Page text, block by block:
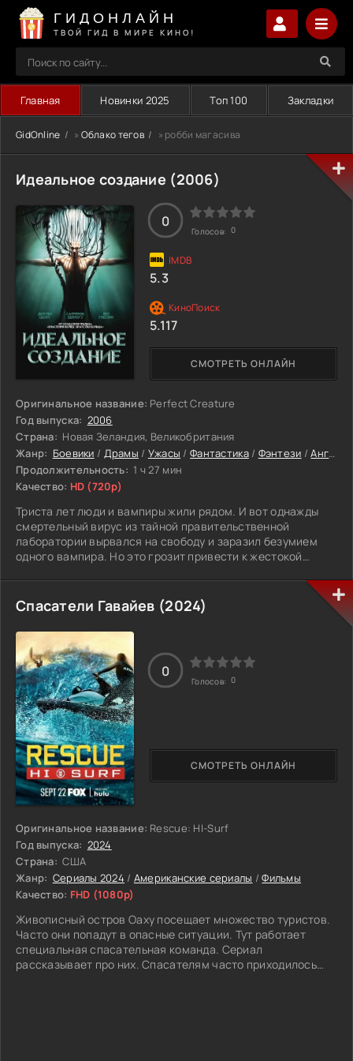
ГИДОНЛАЙН
ТВОЙ ГИД В МИРЕ КИНО!
Главная Новинки 2025 Топ 100 Закладки
GidOnline » Облако тегов » робби магасива
Идеальное создание (2006)
Оригинальное название: Perfect Creature
Год выпуска: 2006
Страна: Новая Зеландия, Великобритания
Жанр: Боевики / Драмы / Ужасы / Фантастика/ Фэнтези /Английские фильмы
Продолжительность: 1 ч 27 мин
Качество: HD (720p)
Триста лет люди и вампиры жили рядом. И вот однажды
смертельный вирус из тайной правительственной
лаборатории вырвался на свободу и заразил безумием
одного вампира. Но это грозит привести к жестокой
полицейская Лили не остановит безумца…
СМОТРЕТЬ ОНЛАЙН
0
Голосов: 0
5.3
5.117
Спасатели Гавайев (2024)
Оригинальное название: Rescue: HI-Surf
Год выпуска: 2024
Страна: США
Жанр: Сериалы 2024 / Американские сериалы /Фильмы
Качество: FHD (1080p)
Живописный остров Оаху посещает множество туристов.
Часто они попадут в опасные ситуации. Тут работает
специальная спасательная команда. Сериал
рассказывает про них. Спасателям часто приходилось
СМОТРЕТЬ ОНЛАЙН
0
Голосов: 0